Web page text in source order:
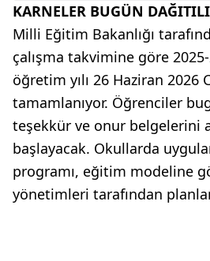
KARNELER BUGÜN
Milli Eğitim Bakanlığı
çalışma takvimine göre
öğretim yılı 26 Haziran 2026
tamamlanıyor. Öğrenciler
teşekkür ve onur belgelerini
başlayacak. Okullarda
programı, eğitim modeline
yönetimleri tarafından